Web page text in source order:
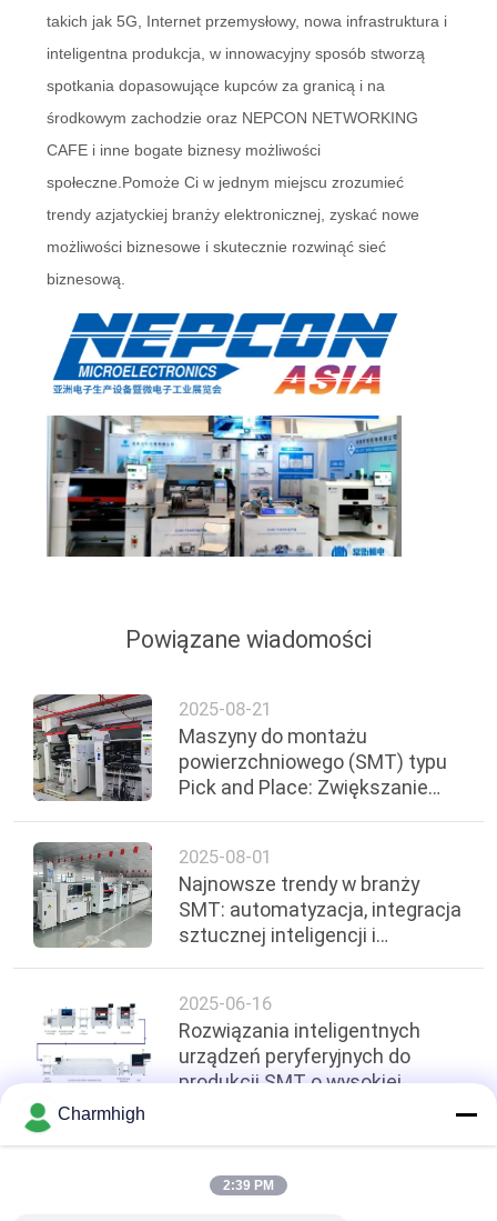
takich jak 5G, Internet przemysłowy, nowa infrastruktura i
inteligentna produkcja, w innowacyjny sposób stworzą
spotkania dopasowujące kupców za granicą i na
środkowym zachodzie oraz NEPCON NETWORKING
CAFE i inne bogate biznesy możliwości
społeczne.Pomoże Ci w jednym miejscu zrozumieć
trendy azjatyckiej branży elektronicznej, zyskać nowe
możliwości biznesowe i skutecznie rozwinąć sieć
biznesową.
Powiązane wiadomości
2025-08-21
Maszyny do montażu
powierzchniowego (SMT) typu
Pick and Place: Zwiększanie
2025-08-01
Najnowsze trendy w branży
SMT: automatyzacja, integracja
sztucznej inteligencji i
2025-06-16
Rozwiązania inteligentnych
urządzeń peryferyjnych do
produkcji SMT o wysokiej
Top
Charmhigh
2:39 PM